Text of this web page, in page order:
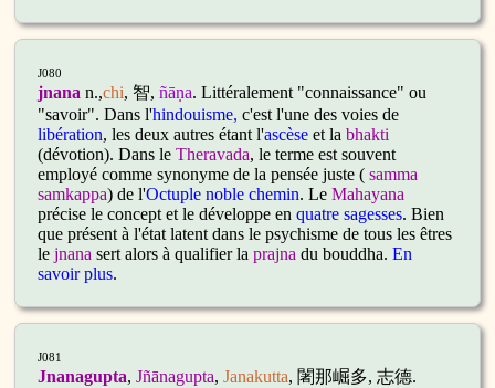
J080
jnana n.,chi, 智,ñāṇa. Littéralement "connaissance" ou
"savoir". Dans l'hindouisme, c'est l'une des voies de
libération, les deux autres étant l'ascèse et labhakti
(dévotion). Dans leTheravada, le terme est souvent
employé comme synonyme de la pensée juste ( samma
samkappa) de l'Octuple noble chemin. LeMahayana
précise le concept et le développe enquatre sagesses. Bien
que présent à l'état latent dans le psychisme de tous les êtres
lejnana sert alors à qualifier laprajna du bouddha.En
savoir plus.
J081
Jnanagupta,Jñānagupta,Janakutta, 闍那崛多, 志德.